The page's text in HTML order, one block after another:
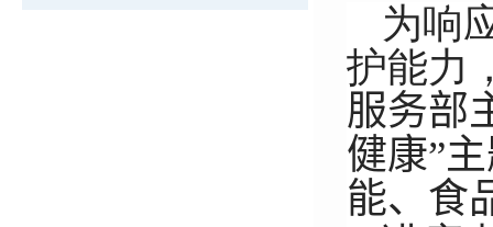
为响
护能力
服务部
健康”
能、食